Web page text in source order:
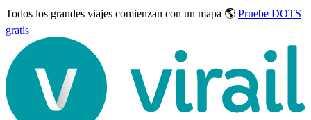
Todos los grandes viajes comienzan con un mapa 🌎 Pruebe DOTS
gratis